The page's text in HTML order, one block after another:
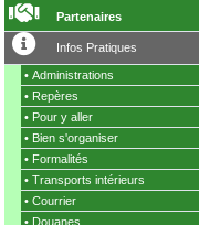
Partenaires
Infos Pratiques
• Administrations
• Repères
• Pour y aller
• Bien s'organiser
• Formalités
• Transports intérieurs
• Courrier
• Douanes